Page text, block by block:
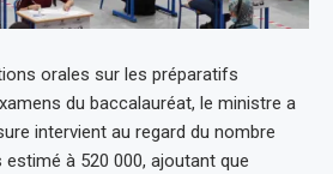
orales sur les préparatifs
du baccalauréat, le ministre a
intervient au regard du nombre
à 520 000, ajoutant que